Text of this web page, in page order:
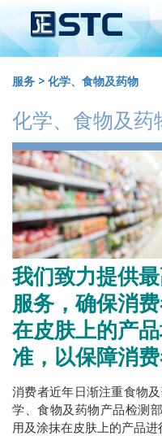
服务 > 化学、食物及药物
化学、食物及药
我们致力提供
服务，确保消
在皮肤上的产
准，以保障消费
消费者近年日渐注重食物
学、食物及药物产品检测
用及涂抹在皮肤上的产品进